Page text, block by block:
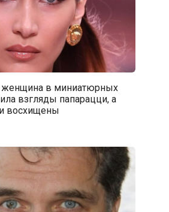
женщина в миниатюрных
взгляды папарацци, а
восхищены